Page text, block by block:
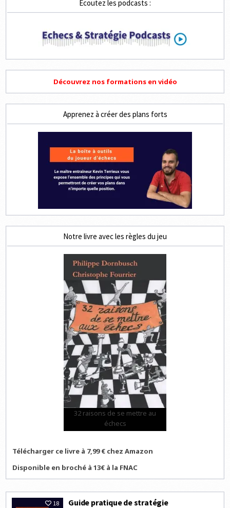
Ecoutez les podcasts :
Découvrez nos formations en vidéo
Apprenez à créer des plans forts
Notre livre avec les règles du jeu
32 raisons de se mettre au
échecs
Télécharger ce livre à 7,99 € chez Amazon
Disponible en broché à 13€ à la FNAC
18 Guide pratique de stratégie